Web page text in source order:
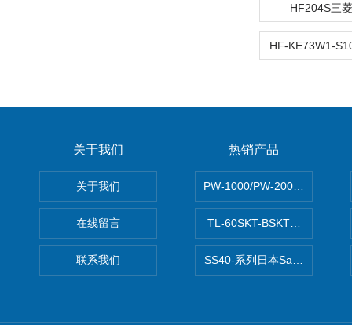
HF204S三
关于我们
关于我们
在线留言
联系我们
热销产品
PW-1000/PW-
TL-60SKT-BSKTC张力控制器
SS40-系列日本Sawamura泽